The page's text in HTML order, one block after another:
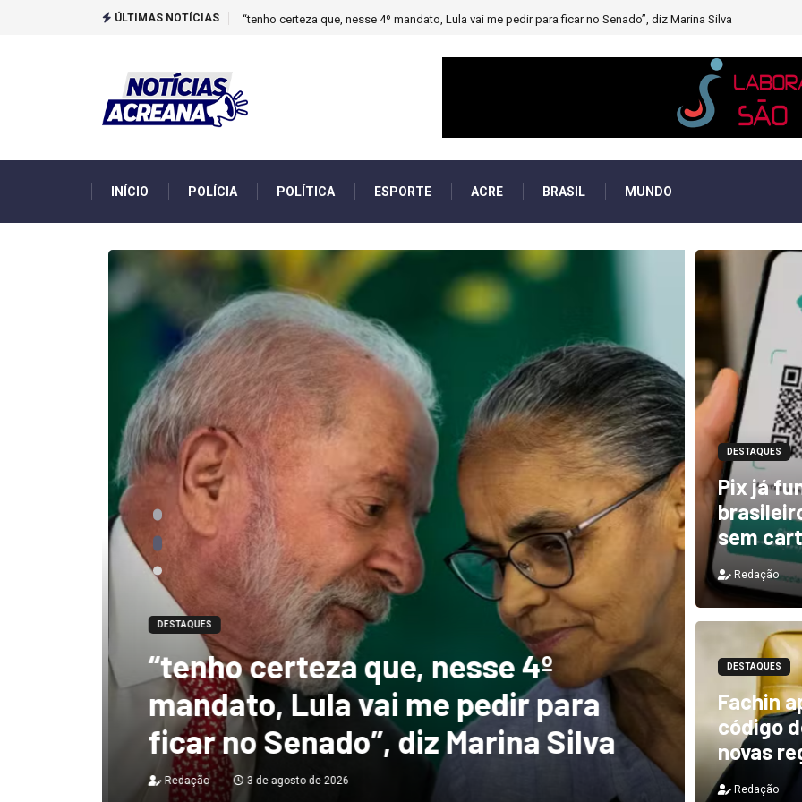
ÚLTIMAS NOTÍCIAS Novo boletim indica El Niño ‘muito forte’ diminuindo chuvas e provocando secas de rios
INÍCIO POLÍCIA POLÍTICA ESPORTE ACRE BRASIL MUNDO
DESTAQUES
“tenho certeza que, nesse 4º
mandato, Lula vai me pedir para
ficar no Senado”, diz Marina Silva
Redação 3 de agosto de 2026
DESTAQUES
DESTAQUES
Pix já
sem
Redação
DESTAQUES
Fachin
código
novas
Redação